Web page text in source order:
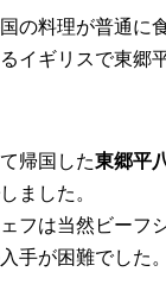
の料理が普通に
イギリスで東郷
帰国した東郷平
しました。
フは当然ビーフ
手が困難でした。